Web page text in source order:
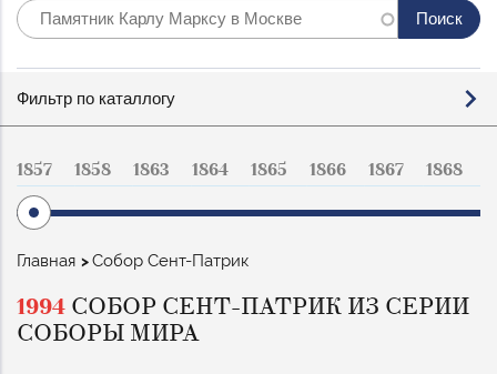
по
Фильтр по каталлогу
1857 1858 1863 1864 1865 1866 1867 1868
Строка
Главная Собор Сент-Патрик
1994 СОБОР СЕНТ-ПАТРИК ИЗ СЕРИИ
СОБОРЫ МИРА